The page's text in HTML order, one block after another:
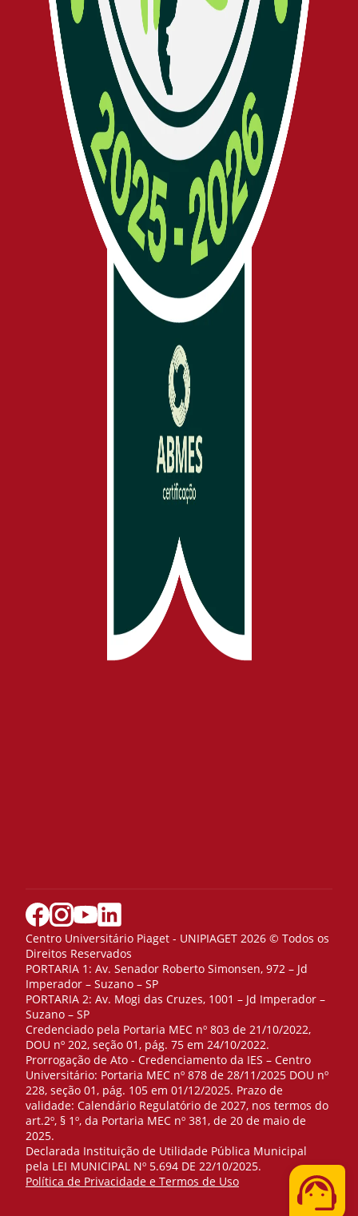
Centro Universitário Piaget - UNIPIAGET 2026 © Todos os
Direitos Reservados
PORTARIA 1: Av. Senador Roberto Simonsen, 972 – Jd
Imperador – Suzano – SP
PORTARIA 2: Av. Mogi das Cruzes, 1001 – Jd Imperador –
Suzano – SP
Credenciado pela Portaria MEC nº 803 de 21/10/2022,
DOU nº 202, seção 01, pág. 75 em 24/10/2022.
Prorrogação de Ato - Credenciamento da IES – Centro
Universitário: Portaria MEC nº 878 de 28/11/2025 DOU nº
228, seção 01, pág. 105 em 01/12/2025. Prazo de
validade: Calendário Regulatório de 2027, nos termos do
art.2º, § 1º, da Portaria MEC nº 381, de 20 de maio de
2025.
Declarada Instituição de Utilidade Pública Municipal
pela LEI MUNICIPAL Nº 5.694 DE 22/10/2025.
Política de Privacidade e Termos de Uso
Telefone
WhatsApp